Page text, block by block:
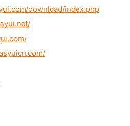
download/index.php